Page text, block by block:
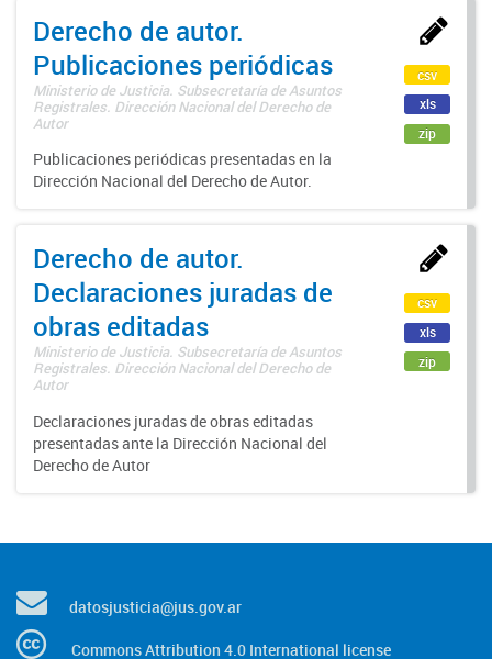
Derecho de autor.
Publicaciones periódicas
Ministerio de Justicia. Subsecretaría de Asuntos
Registrales. Dirección Nacional del Derecho de
Autor
Publicaciones periódicas presentadas en la
Dirección Nacional del Derecho de Autor.
csv
xls
zip
Derecho de autor.
Declaraciones juradas de
obras editadas
Ministerio de Justicia. Subsecretaría de Asuntos
Registrales. Dirección Nacional del Derecho de
Autor
Declaraciones juradas de obras editadas
presentadas ante la Dirección Nacional del
Derecho de Autor
csv
xls
zip
datosjusticia@jus.gov.ar
Commons Attribution 4.0 International license